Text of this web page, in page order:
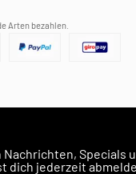
Arten bezahlen.
Specials
dich jederzeit